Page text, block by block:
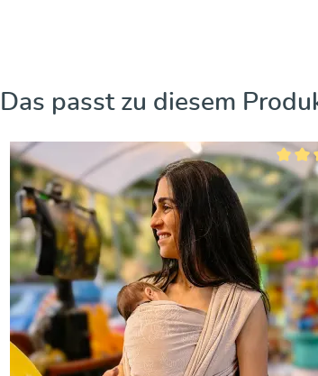
Produktgalerie überspringen
Das passt zu diesem